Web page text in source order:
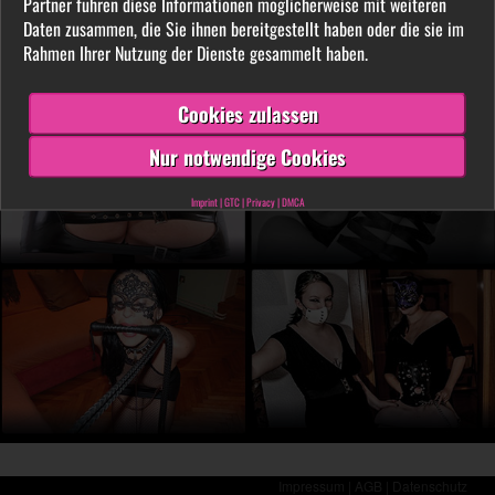
Daten zusammen, die Sie ihnen bereitgestellt haben oder die sie im
Rahmen Ihrer Nutzung der Dienste gesammelt haben.
Cookies zulassen
Nur notwendige Cookies
Imprint|GTC|Privacy|DMCA
LIVE vor der Cam aus. Finde unter tausenden
privaten SM- und Fetischvideos deine dominante
Lady und genieße die Leidenschaft, die Leiden
schafft!